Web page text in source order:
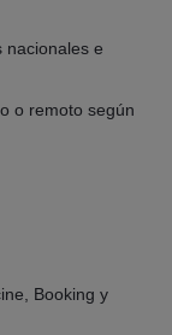
nacionales e
o remoto según
Booking y